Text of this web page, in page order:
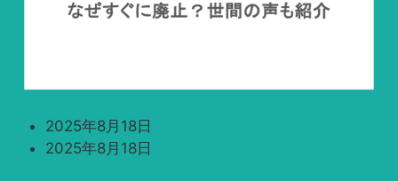
2025年8月18日
2025年8月18日